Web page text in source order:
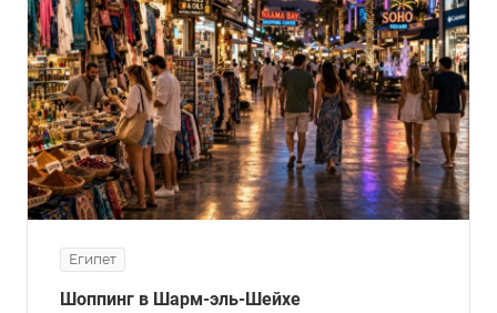
Египет
Шоппинг в Шарм-эль-Шейхе